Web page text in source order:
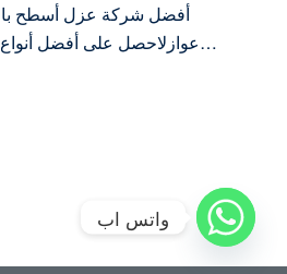
أفضل شركة عزل أسطح
عوازلاحصل على أفضل أنواع العزل المائي والحراري…
واتس اب